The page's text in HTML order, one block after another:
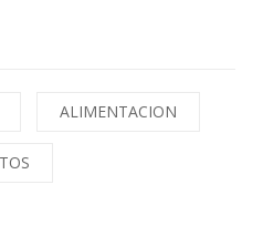
ALIMENTACION